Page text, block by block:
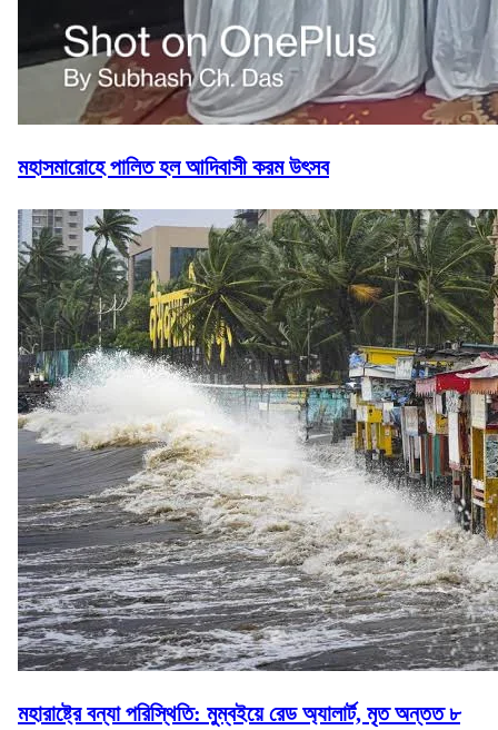
মহাসমারোহে পালিত হল আদিবাসী করম উৎসব
মহারাষ্ট্রে বন্যা পরিস্থিতি: মুম্বইয়ে রেড অ্যালার্ট, মৃত অন্তত ৮